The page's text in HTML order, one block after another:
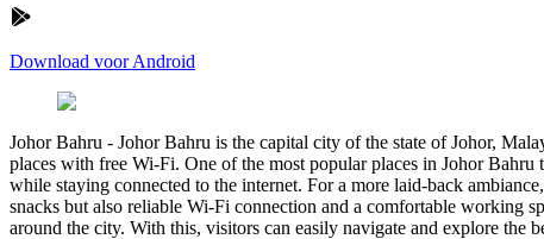
Download voor Android
Johor Bahru - Johor Bahru is the capital city of the state of Johor,
places with free Wi-Fi. One of the most popular places in Johor
while staying connected to the internet. For a more laid-back
snacks but also reliable Wi-Fi connection and a comfortable working
around the city. With this, visitors can easily navigate and explore